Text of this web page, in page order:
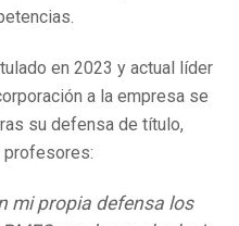
en 2023 y actual líder
a la empresa se
su defensa de título,
profesores:
mi propia defensa los